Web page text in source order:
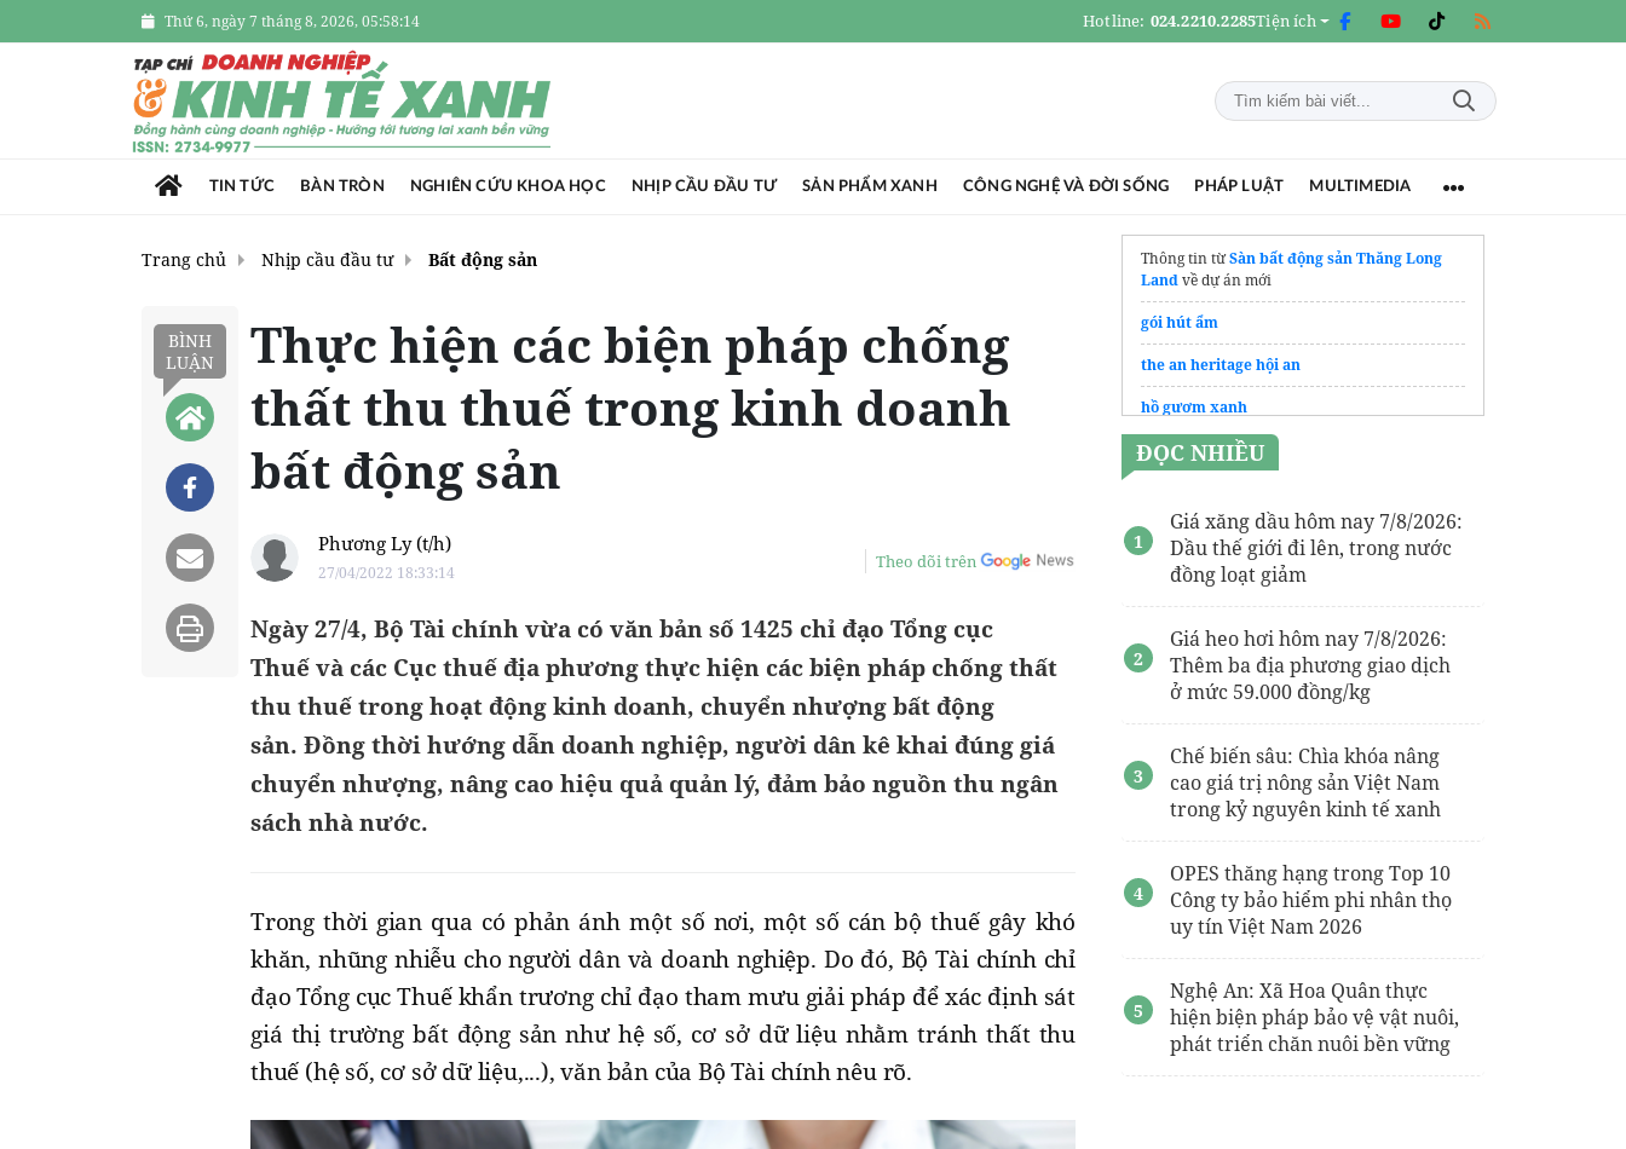
Thứ 6, ngày 7 tháng 8, 2026, 05:58:15 Hotline: 024.2210.2285Tiện ích
TIN TỨC BÀN TRÒN NGHIÊN CỨU KHOA HỌC NHỊP CẦU ĐẦU TƯ SẢN PHẨM XANH CÔNG NGHỆ VÀ ĐỜI SỐNG PHÁP LUẬT MULTIMEDIA
Trang chủ Nhịp cầu đầu tư Bất động sản
BÌNH
LUẬN
Thực hiện các biện pháp chống
thất thu thuế trong kinh doanh
bất động sản
Phương Ly (t/h)
27/04/2022 18:33:14
Theo dõi trên
Ngày 27/4, Bộ Tài chính vừa có văn bản số 1425 chỉ đạo Tổng cục
Thuế và các Cục thuế địa phương thực hiện các biện pháp chống thất
thu thuế trong hoạt động kinh doanh, chuyển nhượng bất động
sản. Đồng thời hướng dẫn doanh nghiệp, người dân kê khai đúng giá
chuyển nhượng, nâng cao hiệu quả quản lý, đảm bảo nguồn thu ngân
sách nhà nước.
Trong thời gian qua có phản ánh một số nơi, một số cán bộ thuế gây khó
khăn, nhũng nhiễu cho người dân và doanh nghiệp. Do đó, Bộ Tài chính chỉ
đạo Tổng cục Thuế khẩn trương chỉ đạo tham mưu giải pháp để xác định sát
giá thị trường bất động sản như hệ số, cơ sở dữ liệu nhằm tránh thất thu
thuế (hệ số, cơ sở dữ liệu,...), văn bản của Bộ Tài chính nêu rõ.
Thông tin từSàn bất động sản Thăng Long
Landvề dự án mới
gói hút ẩm
the an heritage hội an
hồ gươm xanh
Coastal Quảng Ngãi
Dự ánMasterise Homes Nguyễn Trãi
thanh trùng nước mắm
ĐỌC NHIỀU
Giá xăng dầu hôm nay 7/8/2026:
Dầu thế giới đi lên, trong nước
đồng loạt giảm
Giá heo hơi hôm nay 7/8/2026:
Thêm ba địa phương giao dịch
ở mức 59.000 đồng/kg
Chế biến sâu: Chìa khóa nâng
cao giá trị nông sản Việt Nam
trong kỷ nguyên kinh tế xanh
OPES thăng hạng trong Top 10
Công ty bảo hiểm phi nhân thọ
uy tín Việt Nam 2026
Nghệ An: Xã Hoa Quân thực
hiện biện pháp bảo vệ vật nuôi,
phát triển chăn nuôi bền vững